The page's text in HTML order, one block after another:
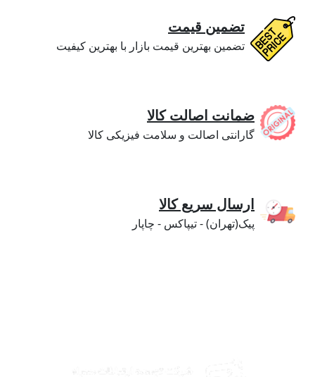
تضمین قیمت
تضمین بهترین قیمت بازار با بهترین کیفیت
ضمانت اصالت کالا
گارانتی اصالت و سلامت فیزیکی کالا
ارسال سریع کالا
پیک(تهران) - تیپاکس - چاپار